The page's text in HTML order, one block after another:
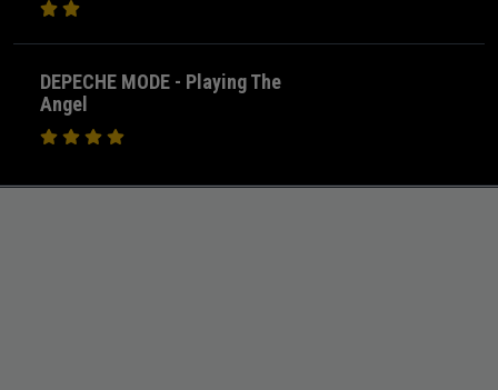
DEPECHE MODE - Playing The
Angel